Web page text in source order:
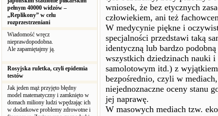
pełnym 40000 widzów –
„Replikony” w celu
rozprzestrzeniani
Wiadomość wręcz
nieprawdopodobna.
Ale zapamiętajmy ją.
Rosyjska ruletka, czyli epidemia
testów
Jak jeden mąż przyjęto błędny
model matematyczny i zamknięto w
domach miliony ludzi wpędzając ich
w dodatkowe problemy zdrowotne i
wniosek, że bez etycznych
człowiekiem, ani też
W medycynie piękne i
specjalności przedstawi taką
identyczną lub bardzo
wszystkich dziedzinach nauki
samolotowym itd.) z
bezpośrednio, czyli w
niejednoznaczne oceny stanu
jej naprawę.
W masowych mediach tzw.